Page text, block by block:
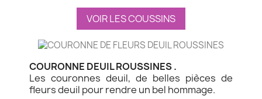
VOIR LES COUSSINS
COURONNE DEUIL ROUSSINES .
Les couronnes deuil, de belles pièces de
fleurs deuil pour rendre un bel hommage.